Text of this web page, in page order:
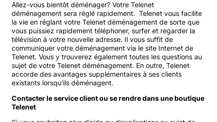
Allez-vous bientôt déménager? Votre Telenet
déménagement sera réglé rapidement. Telenet vous facilite
la vie en réglant votre Telenet déménagement de sorte que
vous puissiez rapidement téléphoner, surfer et regarder la
télévision à votre nouvelle adresse. Il vous suffit de
communiquer votre déménagement via le site Internet de
Telenet. Vous y trouverez également toutes les questions au
sujet de votre Telenet déménagement. En outre, Telenet
accorde des avantages supplémentaires à ses clients
existants lorsqu'ils déménagent.
Contacter le service client ou se rendre dans une boutique
Telenet